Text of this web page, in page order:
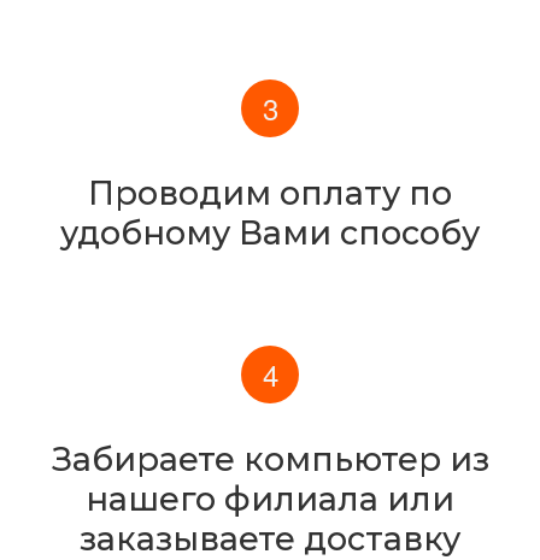
Проводим оплату по
удобному Вами способу
Забираете компьютер из
нашего филиала или
заказываете доставку